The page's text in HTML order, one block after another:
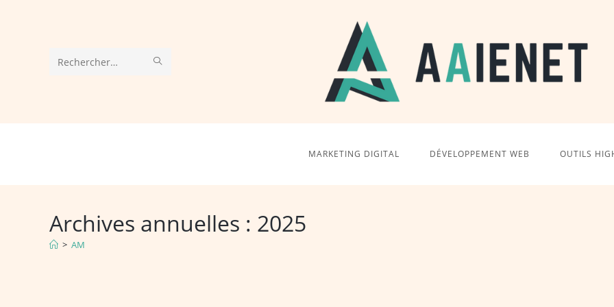
Rechercher
MARKETING DIGITAL DÉVELOPPEMENT WEB OUTILS
Archives annuelles : 2025
> AM